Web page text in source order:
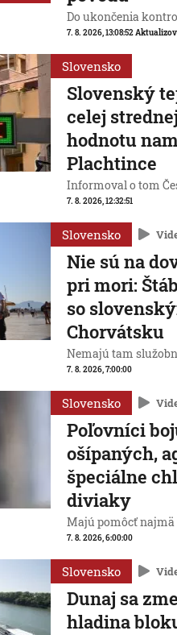
Do ukončenia
7. 8. 2026, 13:08:52
Slovensko
Slovenský
celej
hodnotu
Plachtince
Informoval o tom
7. 8. 2026, 12:32:51
Slovensko
Nie sú na
pri mori:
so
Chorvátsku
Nemajú tam
7. 8. 2026, 7:00:00
Slovensko
Poľovníci
ošípaných,
špeciálne
diviaky
Majú pomôcť
7. 8. 2026, 6:00:00
Slovensko
Dunaj sa
hladina